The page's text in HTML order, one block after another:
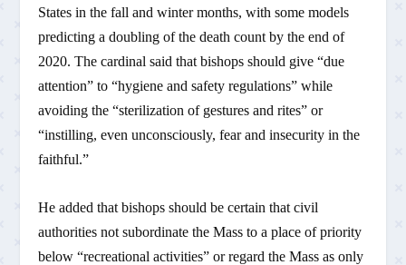
States in the fall and winter months, with some models
predicting a doubling of the death count by the end of
2020. The cardinal said that bishops should give “due
attention” to “hygiene and safety regulations” while
avoiding the “sterilization of gestures and rites” or
“instilling, even unconsciously, fear and insecurity in the
faithful.”
He added that bishops should be certain that civil
authorities not subordinate the Mass to a place of priority
below “recreational activities” or regard the Mass as only